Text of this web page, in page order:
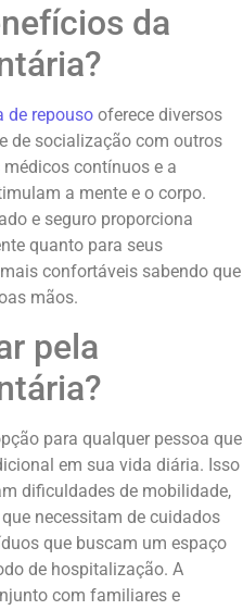
da
de repouso oferece diversos
de socialização com outros
contínuos e a
a mente e o corpo.
e seguro proporciona
quanto para seus
confortáveis sabendo que
mãos.
pela
para qualquer pessoa que
em sua vida diária. Isso
dificuldades de mobilidade,
necessitam de cuidados
que buscam um espaço
de hospitalização. A
com familiares e